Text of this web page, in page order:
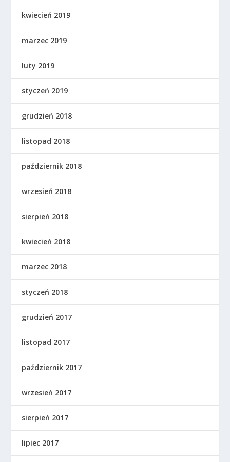
kwiecień 2019
marzec 2019
luty 2019
styczeń 2019
grudzień 2018
listopad 2018
październik 2018
wrzesień 2018
sierpień 2018
kwiecień 2018
marzec 2018
styczeń 2018
grudzień 2017
listopad 2017
październik 2017
wrzesień 2017
sierpień 2017
lipiec 2017